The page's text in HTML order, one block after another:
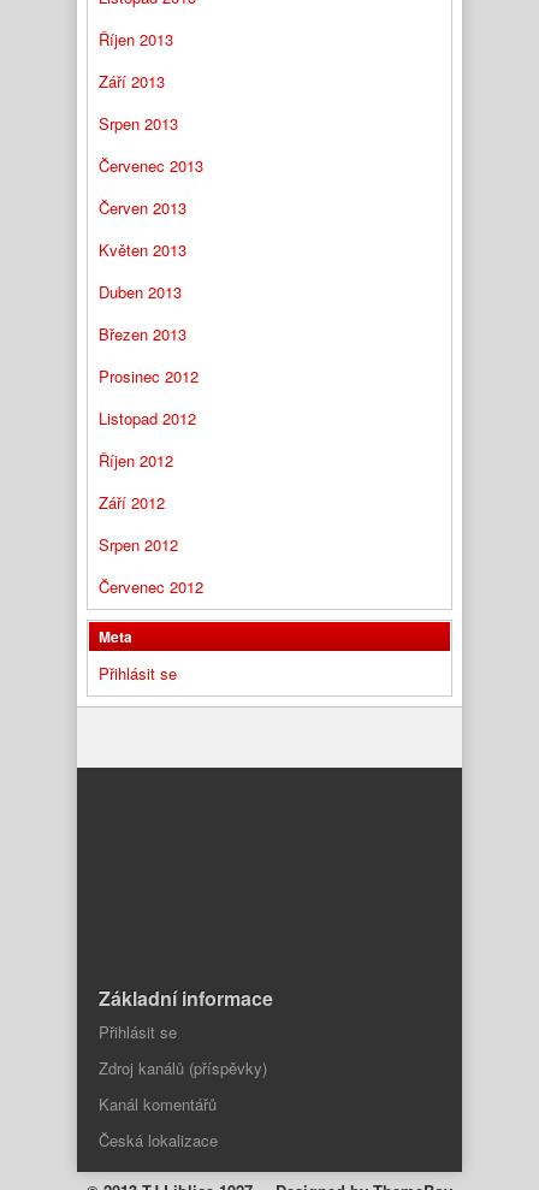
Říjen 2013
Září 2013
Srpen 2013
Červenec 2013
Červen 2013
Květen 2013
Duben 2013
Březen 2013
Prosinec 2012
Listopad 2012
Říjen 2012
Září 2012
Srpen 2012
Červenec 2012
Meta
Přihlásit se
Základní informace
Přihlásit se
Zdroj kanálů (příspěvky)
Kanál komentářů
Česká lokalizace